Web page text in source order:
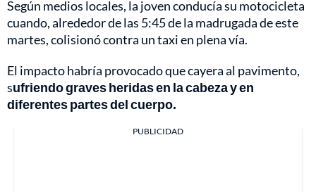
Según medios locales, la joven conducía su motocicleta
cuando, alrededor de las 5:45 de la madrugada de este
martes, colisionó contra un taxi en plena vía.
El impacto habría provocado que cayera al pavimento,
sufriendo graves heridas en la cabeza y en
diferentes partes del cuerpo.
PUBLICIDAD